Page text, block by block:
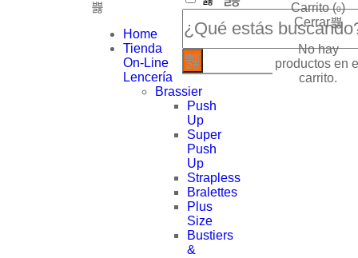
Añadir al Carrito
ENVÍO GRATIS
Envíos gratis a partir de $100
Haz tus pedidos on-line
100% PAGO SEGURO
Transacciones 100% seguras y confiables
Home
Tienda
On-Line
Lencería
Brassier
Push
Up
Super
Push
Up
Strapless
Bralettes
Plus
Size
Bustiers
&
Carrito (0)
Cerrar
No hay
productos en
carrito.